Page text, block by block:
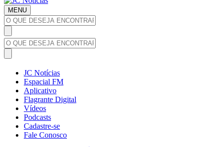
MENU
JC Notícias
Espacial FM
Aplicativo
Flagrante Digital
Vídeos
Podcasts
Cadastre-se
Fale Conosco